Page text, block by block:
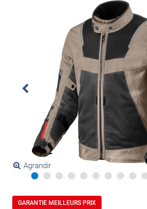
Agrandir
GARANTIE MEILLEURS PRIX